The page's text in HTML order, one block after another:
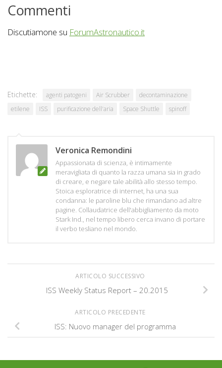
Commenti
Discutiamone su ForumAstronautico.it
Etichette: agenti patogeni Air Scrubber
decontaminazione
etilene
ISS purificazione dell'aria Space Shuttle spinoff
Veronica Remondini
Appassionata di scienza, è intimamente
meravigliata di quanto la razza umana sia in grado
di creare, e negare tale abilità allo stesso tempo.
Stoica esploratrice di internet, ha una sua
condanna: le paroline blu che rimandano ad altre
pagine. Collaudatrice dell'abbigliamento da moto
Stark Ind., nel tempo libero cerca invano di portare
il verbo tesliano nel mondo.
ARTICOLO SUCCESSIVO
ISS Weekly Status Report – 20.2015
ARTICOLO PRECEDENTE
ISS: Nuovo manager del programma